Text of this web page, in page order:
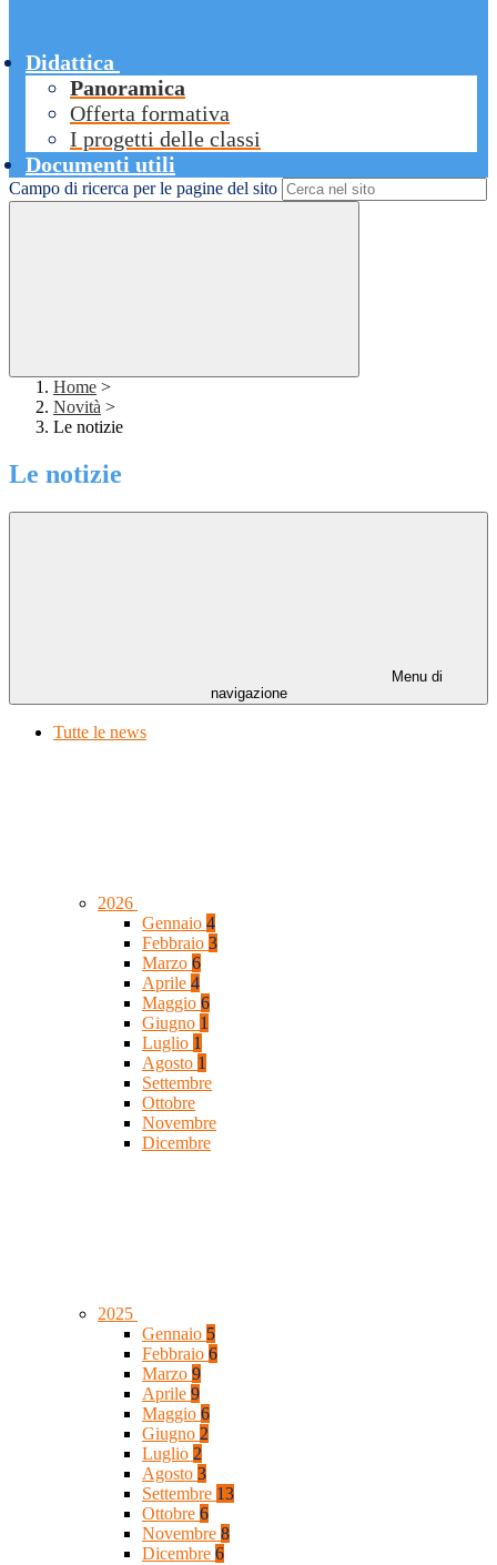
Didattica
Panoramica
Offerta formativa
I progetti delle classi
Documenti utili
Campo di ricerca per le pagine del sito
Home >
Novità >
Le notizie
Le notizie
Menu di
navigazione
Tutte le news
2026
Gennaio 4
Febbraio 3
Marzo 6
Aprile 4
Maggio 6
Giugno 1
Luglio 1
Agosto 1
Settembre
Ottobre
Novembre
Dicembre
2025
Gennaio 5
Febbraio 6
Marzo 9
Aprile 9
Maggio 6
Giugno 2
Luglio 2
Agosto 3
Settembre 13
Ottobre 6
Novembre 8
Dicembre 6